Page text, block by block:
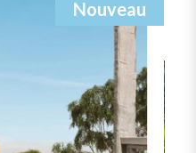
Nouveau